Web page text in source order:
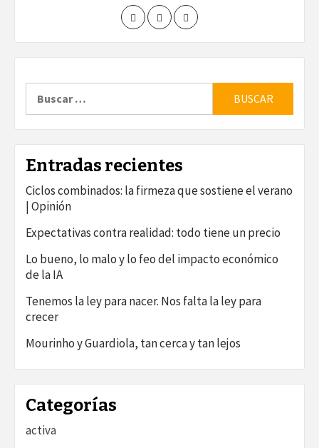
Entradas recientes
Ciclos combinados: la firmeza que sostiene el verano
| Opinión
Expectativas contra realidad: todo tiene un precio
Lo bueno, lo malo y lo feo del impacto económico
de la IA
Tenemos la ley para nacer. Nos falta la ley para
crecer
Mourinho y Guardiola, tan cerca y tan lejos
Categorías
activa